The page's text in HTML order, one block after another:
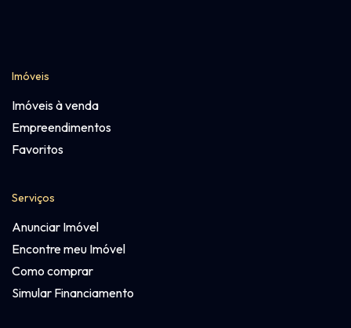
Imóveis
Imóveis à venda
Empreendimentos
Favoritos
Serviços
Anunciar Imóvel
Encontre meu Imóvel
Como comprar
Simular Financiamento